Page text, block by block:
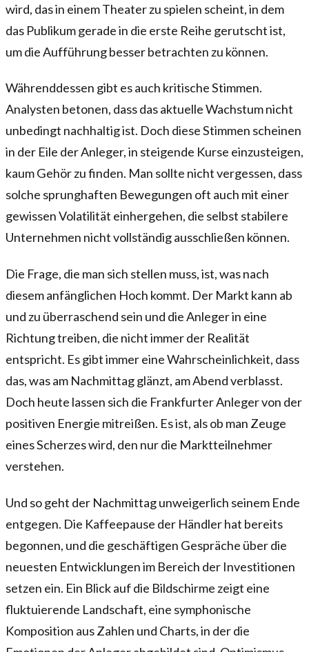
wird, das in einem Theater zu spielen scheint, in dem
das Publikum gerade in die erste Reihe gerutscht ist,
um die Aufführung besser betrachten zu können.
Währenddessen gibt es auch kritische Stimmen.
Analysten betonen, dass das aktuelle Wachstum nicht
unbedingt nachhaltig ist. Doch diese Stimmen scheinen
in der Eile der Anleger, in steigende Kurse einzusteigen,
kaum Gehör zu finden. Man sollte nicht vergessen, dass
solche sprunghaften Bewegungen oft auch mit einer
gewissen Volatilität einhergehen, die selbst stabilere
Unternehmen nicht vollständig ausschließen können.
Die Frage, die man sich stellen muss, ist, was nach
diesem anfänglichen Hoch kommt. Der Markt kann ab
und zu überraschend sein und die Anleger in eine
Richtung treiben, die nicht immer der Realität
entspricht. Es gibt immer eine Wahrscheinlichkeit, dass
das, was am Nachmittag glänzt, am Abend verblasst.
Doch heute lassen sich die Frankfurter Anleger von der
positiven Energie mitreißen. Es ist, als ob man Zeuge
eines Scherzes wird, den nur die Marktteilnehmer
verstehen.
Und so geht der Nachmittag unweigerlich seinem Ende
entgegen. Die Kaffeepause der Händler hat bereits
begonnen, und die geschäftigen Gespräche über die
neuesten Entwicklungen im Bereich der Investitionen
setzen ein. Ein Blick auf die Bildschirme zeigt eine
fluktuierende Landschaft, eine symphonische
Komposition aus Zahlen und Charts, in der die